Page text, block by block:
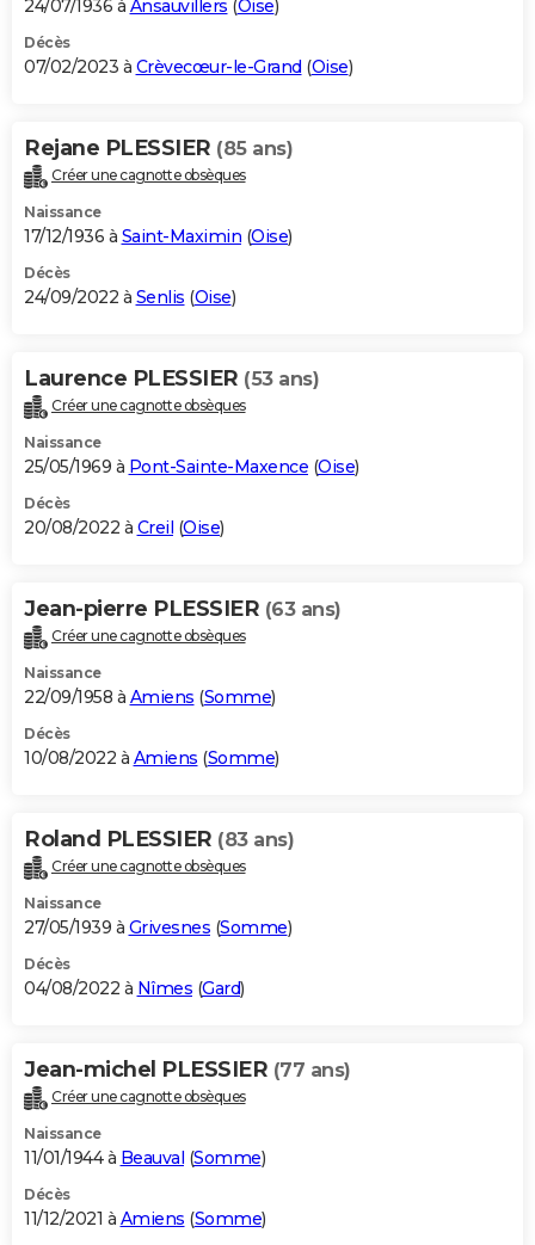
24/07/1936 à Ansauvillers (Oise)
Décès
07/02/2023 à Crèvecœur-le-Grand (Oise)
Rejane PLESSIER (85 ans)
Créer une cagnotte obsèques
Naissance
17/12/1936 à Saint-Maximin (Oise)
Décès
24/09/2022 à Senlis (Oise)
Laurence PLESSIER (53 ans)
Créer une cagnotte obsèques
Naissance
25/05/1969 à Pont-Sainte-Maxence (Oise)
Décès
20/08/2022 à Creil (Oise)
Jean-pierre PLESSIER (63 ans)
Créer une cagnotte obsèques
Naissance
22/09/1958 à Amiens (Somme)
Décès
10/08/2022 à Amiens (Somme)
Roland PLESSIER (83 ans)
Créer une cagnotte obsèques
Naissance
27/05/1939 à Grivesnes (Somme)
Décès
04/08/2022 à Nîmes (Gard)
Jean-michel PLESSIER (77 ans)
Créer une cagnotte obsèques
Naissance
11/01/1944 à Beauval (Somme)
Décès
11/12/2021 à Amiens (Somme)